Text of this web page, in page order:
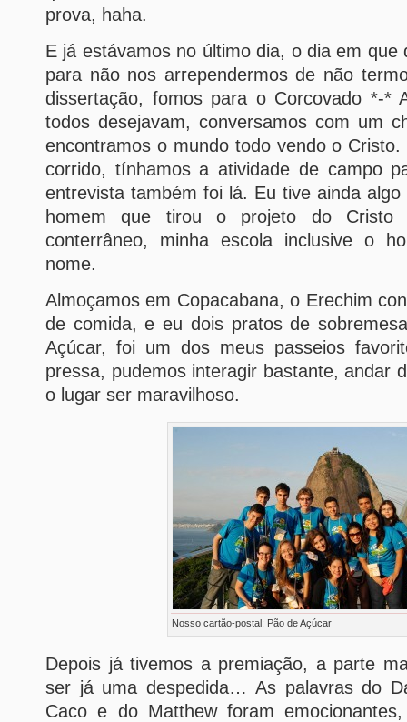
prova, haha.
E já estávamos no último dia, o dia em que
para não nos arrependermos de não
dissertação, fomos para o Corcovado *-*
todos desejavam, conversamos com um
encontramos o mundo todo vendo o
corrido, tínhamos a atividade de campo
entrevista também foi lá. Eu tive ainda
homem que tirou o projeto do
conterrâneo, minha escola inclusive o
nome.
Almoçamos em Copacabana, o Erechim
de comida, e eu dois pratos de
Açúcar, foi um dos meus passeios
pressa, pudemos interagir bastante, andar
o lugar ser maravilhoso.
Nosso cartão-postal: Pão de Açúcar
Depois já tivemos a premiação, a parte
ser já uma despedida… As palavras do
Caco e do Matthew foram